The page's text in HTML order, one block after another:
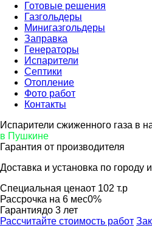
Готовые решения
Газгольдеры
Минигазгольдеры
Заправка
Генераторы
Испарители
Септики
Отопление
Фото работ
Контакты
Испарители сжиженного газа в
в Пушкине
Гарантия от производителя
Доставка и установка по городу
Специальная ценаот 102 т.р
Рассрочка на 6 мес0%
Гарантиядо 3 лет
Рассчитайте стоимость работ